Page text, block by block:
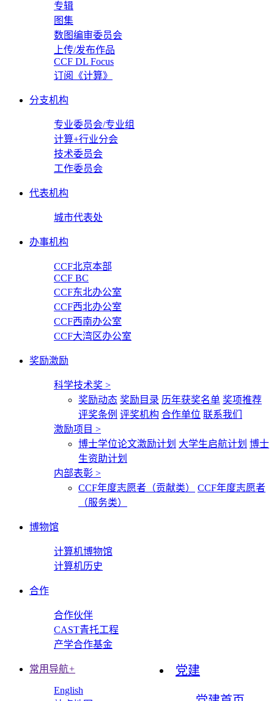
专辑
图集
数图编审委员会
上传/发布作品
CCF DL Focus
订阅《计算》
分支机构
专业委员会/专业组
计算+行业分会
技术委员会
工作委员会
代表机构
城市代表处
办事机构
CCF北京本部
CCF BC
CCF东北办公室
CCF西北办公室
CCF西南办公室
CCF大湾区办公室
奖励激励
科学技术奖 >
奖励动态 奖励目录 历年获奖名单 奖项推荐
评奖条例 评奖机构 合作单位 联系我们
激励项目 >
博士学位论文激励计划 大学生启航计划 博士
生资助计划
内部表彰 >
CCF年度志愿者（贡献类）
CCF年度志愿者
（服务类）
博物馆
计算机博物馆
计算机历史
合作
合作伙伴
CAST青托工程
产学合作基金
党建
常用导航+
English